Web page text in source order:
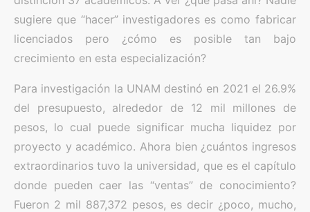
sugiere que “hacer” investigadores es como fabricar
licenciados pero ¿cómo es posible tan bajo
crecimiento en esta especialización?
Para investigación la UNAM destinó en 2021 el 26.9%
del presupuesto, alrededor de 12 mil millones de
pesos, lo cual puede significar mucha liquidez por
proyecto y académico. Ahora bien ¿cuántos ingresos
extraordinarios tuvo la universidad, que es el capítulo
donde pueden caer las “ventas” de conocimiento?
Fueron 2 mil 887,372 pesos, es decir ¿poco, mucho,